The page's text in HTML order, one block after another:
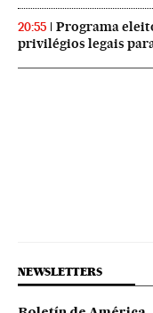
20:55
Programa
privilégios legais
NEWSLETTERS